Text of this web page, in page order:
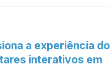
a experiência do
interativos em